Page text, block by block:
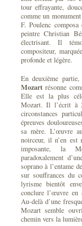
tour effrayante,
comme un
F. Poulenc
peintre Christian
électrisant. Il
compositeur,
profonde et légère.
En deuxième
Mozartrésonne
Elle est la plus
Mozart. Il l’écrit à
circonstances
épreuves
sa mère. L’œuvre
noirceur, il n’en est
imposante, la
paradoxalement
soprano à l’entame
sur souffrances du
lyrisme bientôt
conclure l’œuvre en
Au-delà d’une
Mozart semble
chemin vers la